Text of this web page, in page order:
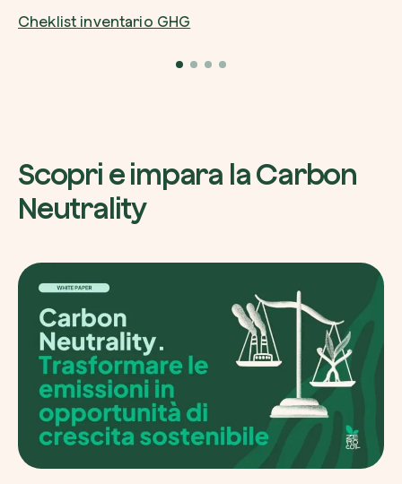
Cheklist inventario GHG
Scopri e impara la Carbon
Neutrality
Usa il codice